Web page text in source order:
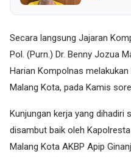
Secara langsung Jajaran
Pol. (Purn.) Dr. Benny Jozua
Harian Kompolnas
Malang Kota, pada Kamis
Kunjungan kerja yang
disambut baik oleh
Malang Kota AKBP Apip